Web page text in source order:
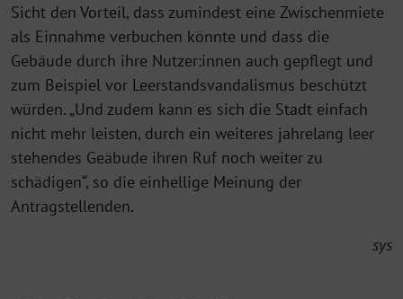
Sicht den Vorteil, dass zumindest eine Zwischenmiete
als Einnahme verbuchen könnte und dass die
Gebäude durch ihre Nutzer:innen auch gepflegt und
zum Beispiel vor Leerstandsvandalismus beschützt
würden. „Und zudem kann es sich die Stadt einfach
nicht mehr leisten, durch ein weiteres jahrelang leer
stehendes Geäbude ihren Ruf noch weiter zu
schädigen“, so die einhellige Meinung der
Antragstellenden.
sys